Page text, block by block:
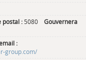
postal :5080
Gouvernera
:
group.com/